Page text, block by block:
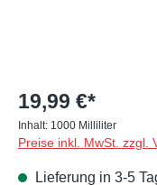
19,99 €*
Inhalt: 1000 Milliliter
Preise inkl. MwSt. zzgl.
Lieferung in 3-5